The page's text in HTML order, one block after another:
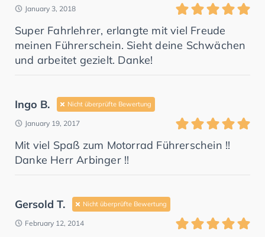
January 3, 2018
Super Fahrlehrer, erlangte mit viel Freude
meinen Führerschein. Sieht deine Schwächen
und arbeitet gezielt. Danke!
Ingo B. Nicht überprüfte Bewertung
January 19, 2017
Mit viel Spaß zum Motorrad Führerschein !!
Danke Herr Arbinger !!
Gersold T. Nicht überprüfte Bewertung
February 12, 2014